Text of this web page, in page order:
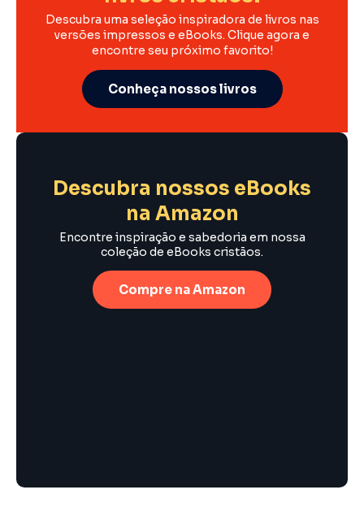
Descubra uma seleção inspiradora de livros nas
versões impressos e eBooks. Clique agora e
encontre seu próximo favorito!
Conheça nossos livros
Descubra nossos eBooks
na Amazon
Encontre inspiração e sabedoria em nossa
coleção de eBooks cristãos.
Compre na Amazon